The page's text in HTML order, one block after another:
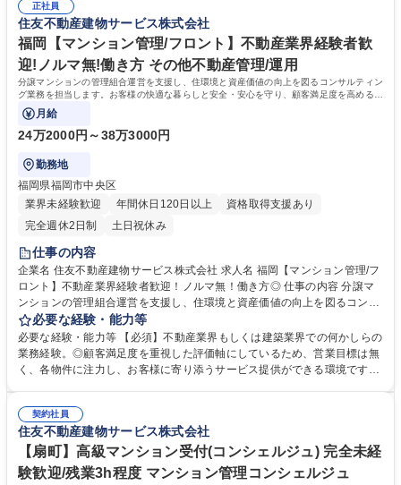
ロント(係長クラス)→所長代理(課長クラス)→事業所長(部長クラス) 募集
職種 [横浜]【マンション管理コンサルタント】不動産業界経験歓迎/ノルマ
一切無し
多くあります。リプレイス・工事営業のノルマはなく、担当物件の少なさ
は業界トップクラス。品質重視の考えで業務を実施いただきます。入社後
数年でも頑張り次第ではチャンス有り、ご経験によっては主任フロントと
して採用いたします。 学歴・資格 学歴：大学院 大学 高専 短大 専修学校
高校 語学力： 資格：宅地建物取引士 管理業務主任者 マンション管理士
正社員
住友不動産建物サービス株式会社
福岡【マンション管理/フロント】不動産業界経験者歓
迎!ノルマ無!働き方 その他不動産管理/運用
分譲マンションの管理組合運営を支援し、住環境と資産価値の向上を図るコンサルティン
グ業務を担当します。お客様の快適な暮らしと安全・安心を守り、顧客満足度を高めるこ
とが唯一最大のミッションです。
月給
24万2000円～38万3000円
勤務地
福岡県福岡市中央区
業界未経験歓迎
年間休日120日以上
資格取得支援あり
完全週休2日制
土日祝休み
仕事の内容
企業名 住友不動産建物サービス株式会社 求人名 福岡【マンション管理/フ
ロント】不動産業界経験者歓迎！ノルマ無！働き方◎ 仕事の内容 分譲マ
ンションの管理組合運営を支援し、住環境と資産価値の向上を図るコンサ
ルティング業務を担当します。お客様の快適な暮らしと安全・安心を守
り、顧客満足度を高めることが唯一最大のミッションです。 ・座学など）
を経て、徐々に担当物件数を増やします。【業務詳細】■管理組合の定期
的な集会（総会・理事会）進行サポート、資料作成、資金管理等■共有施
ション】お客様の快適な暮らしと安全・安心を守り、顧客満足度を高める
ことです。 募集職種 福岡【マンション管理/フロント】不動産業界経験者
歓迎！ノルマ無！働き方◎
必要な経験・能力等
必要な経験・能力等 【必須】不動産業界もしくは建築業界での何かしらの
業務経験。◎顧客満足度を重視した評価軸にしているため、営業目標は無
く、各物件に注力し、お客様に寄り添うサービス提供ができる環境です！
日の対応しており、平均残業時間は約30時間です。■時差出勤制度・半休
制度あり。 【キャリアイメージ】フロント(メンバークラス)→主任フロン
ト(係長クラス)→所長代理(課長クラス)→事業所長(部長クラス) 学歴・資
格 学歴：大学院 大学 高専 短大 専修学校 高校 語学力： 資格：第一種運転
免許普通自動車
契約社員
住友不動産建物サービス株式会社
【扇町】高級マンション受付(コンシェルジュ) 完全未経
験歓迎/残業3h程度 マンション管理コンシェルジュ